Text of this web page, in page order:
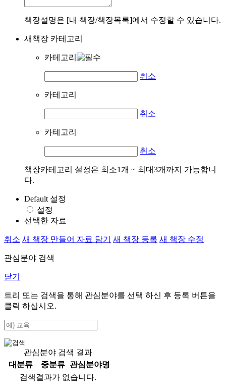
책장설명은 [내 책장/책장목록]에서 수정할 수 있습니다.
새책장 카테고리
카테고리
취소
카테고리
취소
카테고리
취소
책장카테고리 설정은 최소1개 ~ 최대3개까지 가능합니
다.
Default 설정
설정
선택한 자료
취소 새 책장 만들어 자료 담기 새 책장 등록 새 책장 수정
관심분야 검색
닫기
트리 또는 검색을 통해 관심분야를 선택 하신 후 등록 버튼을
클릭 하십시오.
관심분야 검색 결과
대분류
중분류
관심분야명
검색결과가 없습니다.